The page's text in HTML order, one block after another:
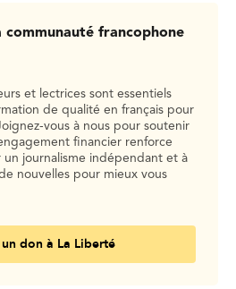
communauté francophone
et lectrices sont essentiels
de qualité en français pour
vous à nous pour soutenir
financier renforce
un journalisme indépendant et à
nouvelles pour mieux vous
don à La Liberté